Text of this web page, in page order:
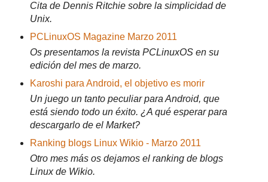
Cita de Dennis Ritchie sobre la simplicidad de
Unix.
PCLinuxOS Magazine Marzo 2011
Os presentamos la revista PCLinuxOS en su
edición del mes de marzo.
Karoshi para Android, el objetivo es morir
Un juego un tanto peculiar para Android, que
está siendo todo un éxito. ¿A qué esperar para
descargarlo de el Market?
Ranking blogs Linux Wikio - Marzo 2011
Otro mes más os dejamos el ranking de blogs
Linux de Wikio.